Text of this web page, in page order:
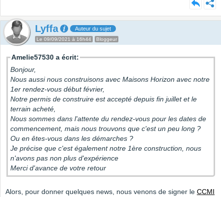
Lyffa Auteur du sujet
Le 09/09/2021 à 16h44 Bloggeur
Amelie57530 a écrit:
Bonjour,
Nous aussi nous construisons avec Maisons Horizon avec notre
1er rendez-vous début février,
Notre permis de construire est accepté depuis fin juillet et le
terrain acheté,
Nous sommes dans l'attente du rendez-vous pour les dates de
commencement, mais nous trouvons que c'est un peu long ?
Ou en êtes-vous dans les démarches ?
Je précise que c'est également notre 1ère construction, nous
n'avons pas non plus d'expérience
Merci d'avance de votre retour
Alors, pour donner quelques news, nous venons de signer le CCMI